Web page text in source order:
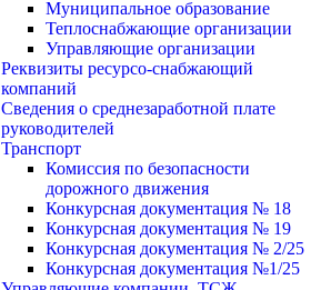
Муниципальное образование
Теплоснабжающие организации
Управляющие организации
Реквизиты ресурсо-снабжающий
компаний
Сведения о среднезаработной плате
руководителей
Транспорт
Комиссия по безопасности
дорожного движения
Конкурсная документация № 18
Конкурсная документация № 19
Конкурсная документация № 2/25
Конкурсная документация №1/25